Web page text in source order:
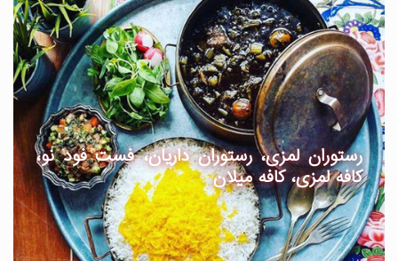
رستوران لمزی، رستوران داریان، فست فود نو،
کافه لمزی، کافه میلان